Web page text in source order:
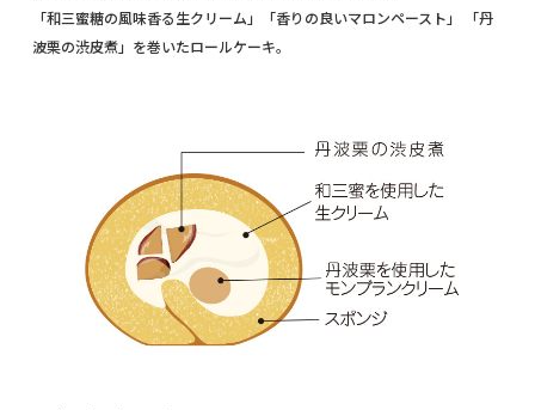
「和三蜜糖の風味香る生クリーム」「香りの良いマロンペースト」 「丹
波栗の渋皮煮」を巻いたロールケーキ。